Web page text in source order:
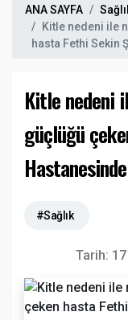
ANA SAYFA
Kitle nedeni ile
hasta Fethi Sekin
Kitle nedeni
güçlüğü
#Sağlık
Tarih: